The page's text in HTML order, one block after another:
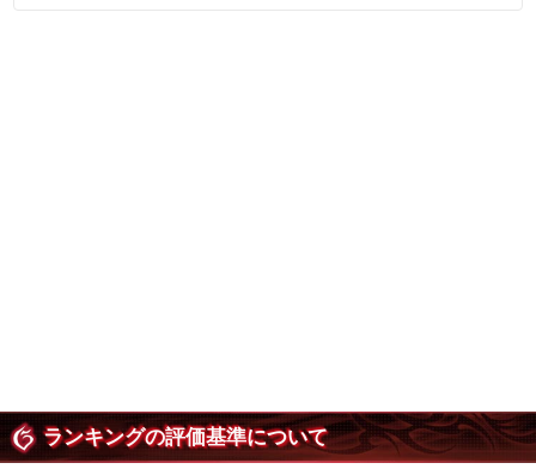
ランキングの評価基準について